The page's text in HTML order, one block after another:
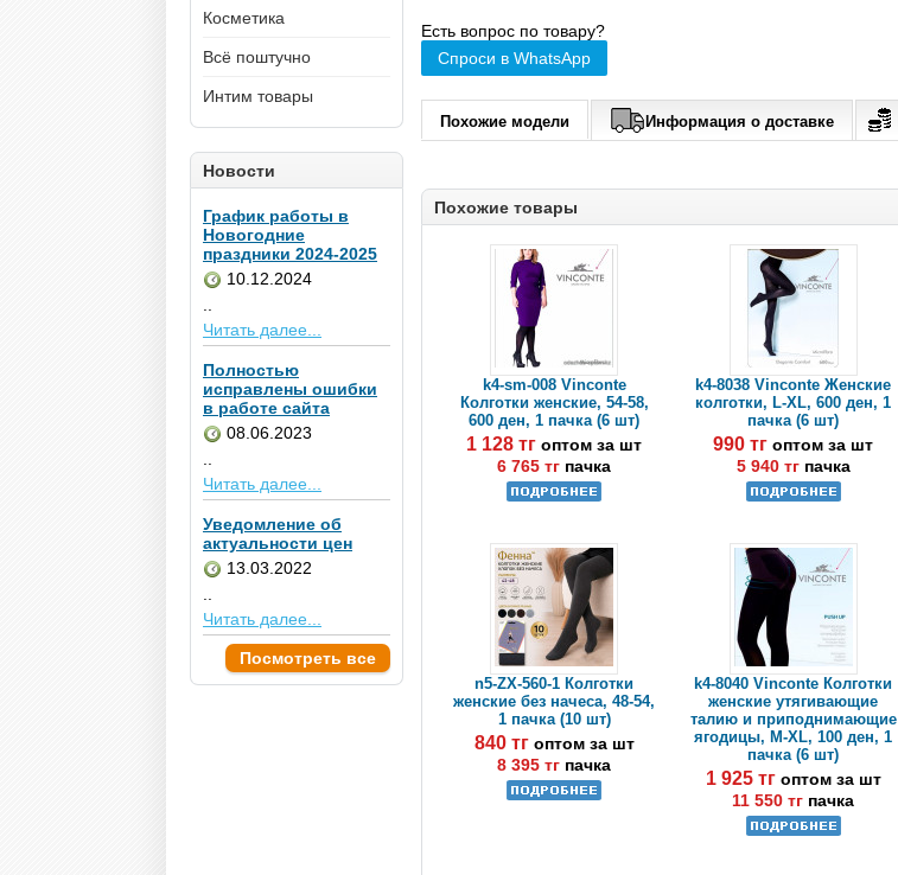
Косметика
Всё поштучно
Интим товары
Есть вопрос по товару?
Спроси в WhatsApp
Похожие модели Информация о доставке
Похожие товары
k4-sm-008 Vinconte
Колготки женские, 54-58,
600 ден, 1 пачка (6 шт)
1 128 тгоптом за шт
6 765 тг пачка
k4-8038 Vinconte Женские
колготки, L-XL, 600 ден, 1
пачка (6 шт)
990 тгоптом за шт
5 940 тг пачка
n5-ZX-560-1 Колготки
женские без начеса, 48-54,
1 пачка (10 шт)
840 тг оптом за шт
8 395 тг пачка
k4-8040 Vinconte Колготки
женские утягивающие
талию и приподнимающие
ягодицы, M-XL, 100 ден, 1
пачка (6 шт)
1 925 тг оптом за шт
11 550 тг пачка
Новости
График работы в
Новогодние
праздники 2024-2025
10.12.2024
..
Читать далее...
Полностью
исправлены ошибки
в работе сайта
08.06.2023
..
Читать далее...
Уведомление об
актуальности цен
13.03.2022
..
Читать далее...
Посмотреть все